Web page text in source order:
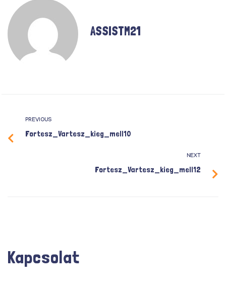
ASSISTM21
PREVIOUS
Fortesz_Vartesz_kieg_mell10
NEXT
Fortesz_Vartesz_kieg_mell12
Kapcsolat